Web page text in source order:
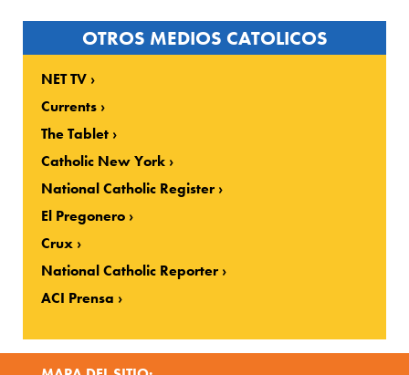
OTROS MEDIOS CATOLICOS
NET TV
Currents
The Tablet
Catholic New York
National Catholic Register
El Pregonero
Crux
National Catholic Reporter
ACI Prensa